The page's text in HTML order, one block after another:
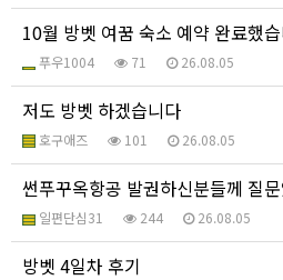
10월 방벳 여꿈 숙소 예약 완료했
푸우1004 71 26.08.05
저도 방벳 하겠습니다
호구애즈 101 26.08.05
썬푸꾸옥항공 발권하신분들께 질
일편단심31 244 26.08.05
방벳 4일차 후기